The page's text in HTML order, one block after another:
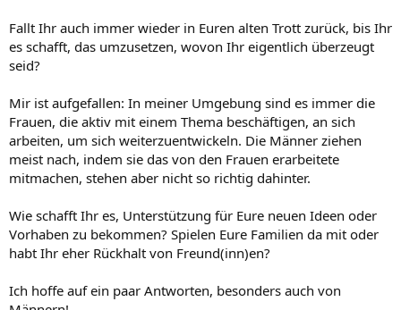
Fallt Ihr auch immer wieder in Euren alten Trott zurück, bis Ihr
es schafft, das umzusetzen, wovon Ihr eigentlich überzeugt
seid?
Mir ist aufgefallen: In meiner Umgebung sind es immer die
Frauen, die aktiv mit einem Thema beschäftigen, an sich
arbeiten, um sich weiterzuentwickeln. Die Männer ziehen
meist nach, indem sie das von den Frauen erarbeitete
mitmachen, stehen aber nicht so richtig dahinter.
Wie schafft Ihr es, Unterstützung für Eure neuen Ideen oder
Vorhaben zu bekommen? Spielen Eure Familien da mit oder
habt Ihr eher Rückhalt von Freund(inn)en?
Ich hoffe auf ein paar Antworten, besonders auch von